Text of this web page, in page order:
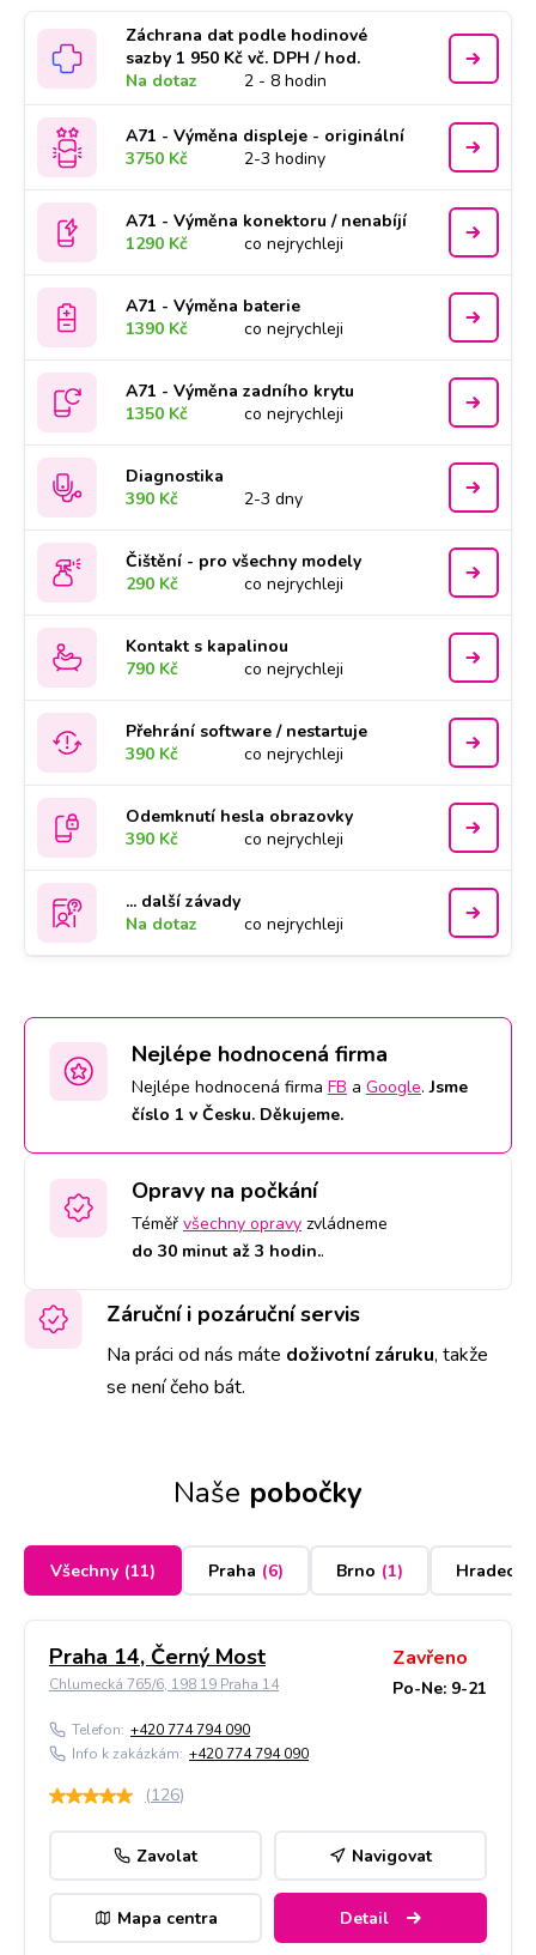
Záchrana dat podle hodinové
sazby 1 950 Kč vč. DPH / hod.
Na dotaz
2 - 8 hodin
A71 - Výměna displeje - originální
3750 Kč
2-3 hodiny
A71 - Výměna konektoru / nenabíjí
1290 Kč
co nejrychleji
A71 - Výměna baterie
1390 Kč
co nejrychleji
A71 - Výměna zadního krytu
1350 Kč
co nejrychleji
Diagnostika
390 Kč
2-3 dny
Čištění - pro všechny modely
290 Kč
co nejrychleji
Kontakt s kapalinou
790 Kč
co nejrychleji
Přehrání software / nestartuje
390 Kč
co nejrychleji
Odemknutí hesla obrazovky
390 Kč
co nejrychleji
... další závady
Na dotaz
co nejrychleji
Nejlépe hodnocená firma
Nejlépe hodnocená firma FB a Google.Jsme
číslo 1 v Česku. Děkujeme.
Opravy na počkání
Téměř všechny opravy zvládneme
do 30 minut až 3 hodin..
Záruční i pozáruční servis
Na práci od nás máte doživotní záruku, takže
se není čeho bát.
Naše pobočky
Všechny (11) Praha (6) Brno (1) Hradec
Praha 14, Černý Most
Chlumecká 765/6, 198 19 Praha 14
Zavřeno
Po-Ne: 9-21
Telefon: +420 774 794 090
Info k zakázkám: +420 774 794 090
(126)
Zavolat Navigovat
Mapa centra Detail